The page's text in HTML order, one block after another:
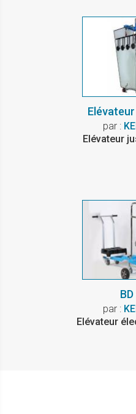
par :
Elévateur
par :
Elévateur